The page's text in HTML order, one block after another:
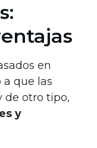
​​en
que las
de otro tipo,
y